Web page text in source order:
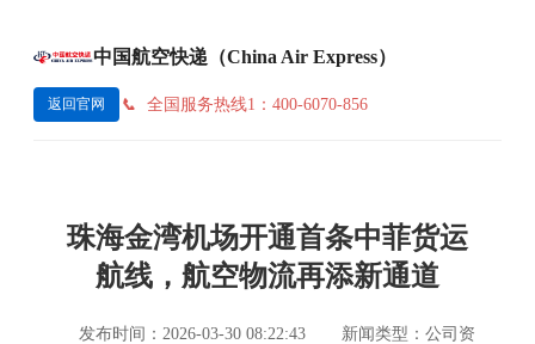
中国航空快递（China Air Express）
返回官网 全国服务热线1：400-6070-856
珠海金湾机场开通首条中菲货运
航线，航空物流再添新通道
发布时间：2026-03-30 08:22:43
新闻类型：公司资